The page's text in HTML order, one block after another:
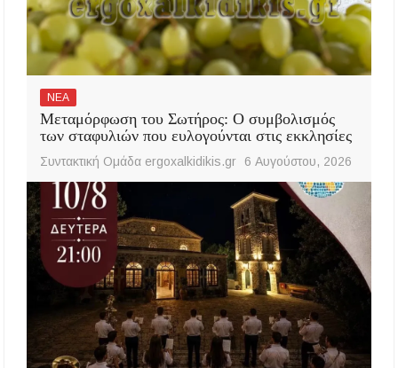
ΝΕΑ
Μεταμόρφωση του Σωτήρος: Ο συμβολισμός
των σταφυλιών που ευλογούνται στις εκκλησίες
Συντακτική Ομάδα ergoxalkidikis.gr 6 Αυγούστου, 2026